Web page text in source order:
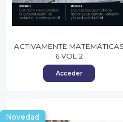
ACTIVAMENTE MATEMÁTICAS
6 VOL 2
Acceder
Novedad